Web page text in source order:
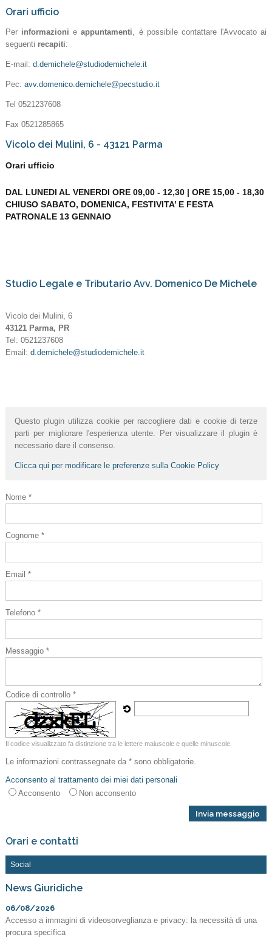
Orari ufficio
Per informazioni eappuntamenti, è possibile contattare l'Avvocato ai
seguenti recapiti:
E-mail: d.demichele@studiodemichele.it
Pec: avv.domenico.demichele@pecstudio.it
Tel 0521237608
Fax 0521285865
Vicolo dei Mulini, 6 - 43121 Parma
Orari ufficio
DAL LUNEDI AL VENERDI ORE 09,00 - 12,30 | ORE 15,00 - 18,30
CHIUSO SABATO, DOMENICA, FESTIVITA’ E FESTA
PATRONALE 13 GENNAIO
Studio Legale e Tributario Avv. Domenico De Michele
Vicolo dei Mulini, 6
43121 Parma, PR
Tel: 0521237608
Email: d.demichele@studiodemichele.it
Questo plugin utilizza cookie per raccogliere dati e cookie di terze
parti per migliorare l'esperienza utente. Per visualizzare il plugin è
necessario dare il consenso.
Clicca qui per modificare le preferenze sulla Cookie Policy
Nome *
Cognome *
Email *
Telefono *
Messaggio *
Codice di controllo *
Il codice visualizzato fa distinzione tra le lettere maiuscole e quelle minuscole.
Le informazioni contrassegnate da * sono obbligatorie.
Acconsento al trattamento dei miei dati personali
Acconsento
Non acconsento
Orari e contatti
Social
News Giuridiche
06/08/2026
Accesso a immagini di videosorveglianza e privacy: la necessità di una
procura specifica